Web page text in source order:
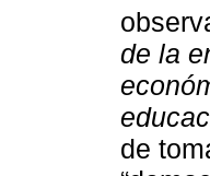
de la
de